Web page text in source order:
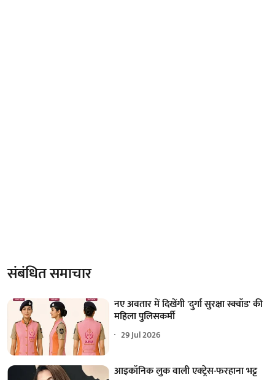
संबंधित समाचार
नए अवतार में दिखेंगी 'दुर्गा सुरक्षा स्क्वॉड' की
महिला पुलिसकर्मी
29 Jul 2026
आइकॉनिक लुक वाली एक्‍ट्रेस-फरहाना भट्ट